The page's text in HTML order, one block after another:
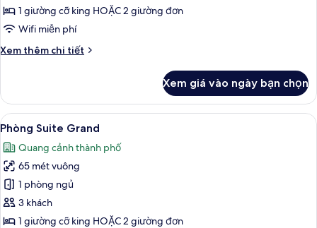
1 giường cỡ king HOẶC 2 giường đơn
Wifi miễn phí
Xem thêm chi tiết
Chi
Grand
Deluxe
Xem giá vào ngày bạn chọn
Xem
tất
cả
ảnh
Phòng
Suite
Grand
Bộ đồ giường cao cấp, chăn bông,
9
Phòng Suite Grand
Quang cảnh thành phố
65 mét vuông
1 phòng ngủ
3 khách
1 giường cỡ king HOẶC 2 giường đơn